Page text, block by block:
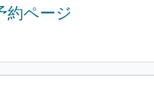
約ページ